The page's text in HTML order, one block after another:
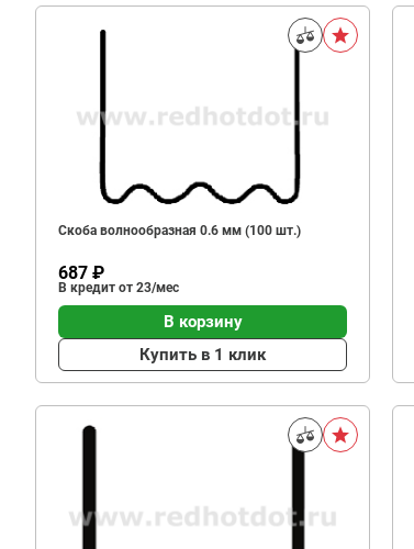
Скоба волнообразная 0.6 мм (100 шт.)
687 ₽
В кредит от 23/мес
В корзину
Купить в 1 клик